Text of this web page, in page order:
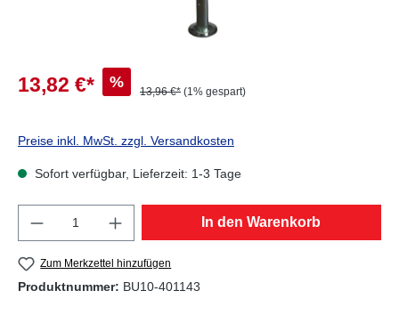
13,82 €* %
13,96 €* (1% gespart)
Preise inkl. MwSt. zzgl. Versandkosten
Sofort verfügbar, Lieferzeit: 1-3 Tage
Produkt Anzahl: Gib den gewünschten
In den Warenkorb
Zum Merkzettel hinzufügen
Produktnummer: BU10-401143